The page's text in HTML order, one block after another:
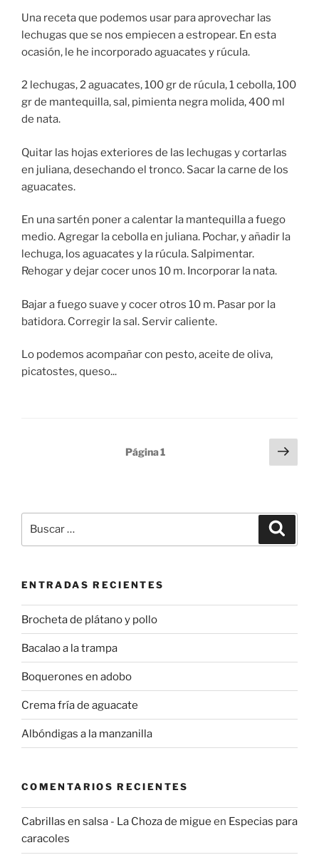
Una receta que podemos usar para aprovechar las
lechugas que se nos empiecen a estropear. En esta
ocasión, le he incorporado aguacates y rúcula.
2 lechugas, 2 aguacates, 100 gr de rúcula, 1 cebolla, 100
gr de mantequilla, sal, pimienta negra molida, 400 ml
de nata.
Quitar las hojas exteriores de las lechugas y cortarlas
en juliana, desechando el tronco. Sacar la carne de los
aguacates.
En una sartén poner a calentar la mantequilla a fuego
medio. Agregar la cebolla en juliana. Pochar, y añadir la
lechuga, los aguacates y la rúcula. Salpimentar.
Rehogar y dejar cocer unos 10 m. Incorporar la nata.
Bajar a fuego suave y cocer otros 10 m. Pasar por la
batidora. Corregir la sal. Servir caliente.
Lo podemos acompañar con pesto, aceite de oliva,
picatostes, queso...
Página1
por:
ENTRADAS RECIENTES
Brocheta de plátano y pollo
Bacalao a la trampa
Boquerones en adobo
Crema fría de aguacate
Albóndigas a la manzanilla
COMENTARIOS RECIENTES
Cabrillas en salsa - La Choza de migue en Especias para
caracoles